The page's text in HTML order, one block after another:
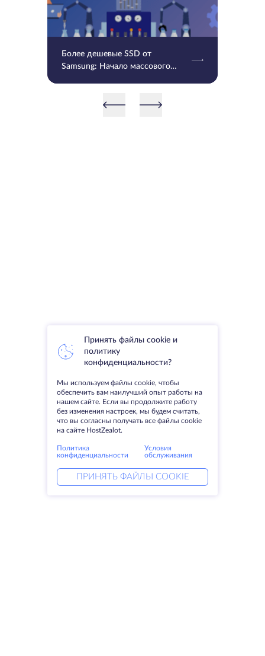
Более дешевые SSD от
Samsung: Начало массового
Принять файлы cookie и
политику
конфиденциальности?
Мы используем файлы cookie, чтобы
обеспечить вам наилучший опыт работы на
нашем сайте. Если вы продолжите работу
без изменения настроек, мы будем считать,
что вы согласны получать все файлы cookie
на сайте HostZealot.
Политика
конфиденциальности
Условия
обслуживания
ПРИНЯТЬ ФАЙЛЫ COOKIE